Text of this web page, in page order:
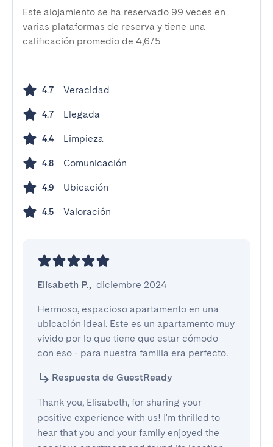
Este alojamiento se ha reservado 99 veces en
varias plataformas de reserva y tiene una
calificación promedio de 4,6/5
4.7 Veracidad
4.7 Llegada
4.4 Limpieza
4.8 Comunicación
4.9 Ubicación
4.5 Valoración
Elisabeth P., diciembre 2024
Hermoso, espacioso apartamento en una
ubicación ideal. Este es un apartamento muy
vivido por lo que tiene que estar cómodo
con eso - para nuestra familia era perfecto.
Respuesta de GuestReady
Thank you, Elisabeth, for sharing your
positive experience with us! I'm thrilled to
hear that you and your family enjoyed the